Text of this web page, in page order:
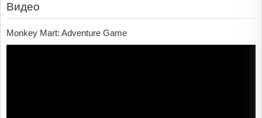
Видео
Monkey Mart: Adventure Game